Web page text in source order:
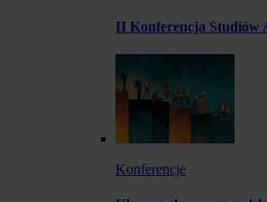
II Konferencja Studiów
Konferencje